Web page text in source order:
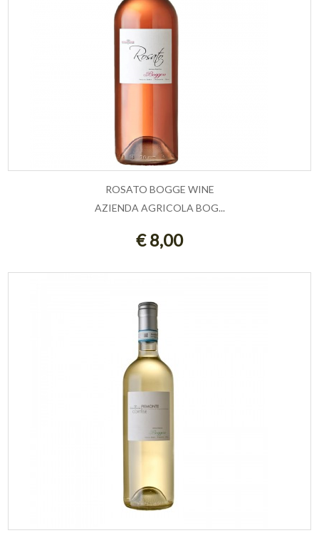
AGGIUNGI AL CARRELLO
ROSATO BOGGE WINE
AZIENDA AGRICOLA BOG...
€ 8,00